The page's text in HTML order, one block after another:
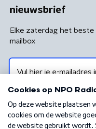
nieuwsbrief
Elke zaterdag het beste
mailbox